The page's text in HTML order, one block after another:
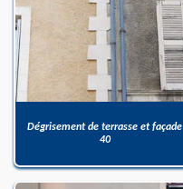
Dégrisement de terrasse et façade
40